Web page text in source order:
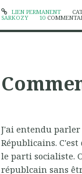
LIEN PERMANENT
SARKOZY 10
J'ai entendu
Républicains.
le parti socialiste.
républcain sans